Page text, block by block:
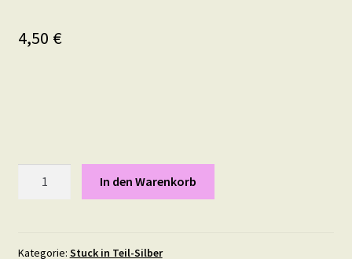
4,50 €
4,5
In den Warenkorb
Kategorie: Stuck in Teil-Silber